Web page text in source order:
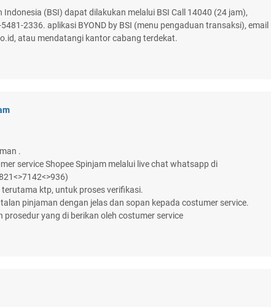
Indonesia (BSI) dapat dilakukan melalui BSI Call 14040 (24 jam),
2336. aplikasi BYOND by BSI (menu pengaduan transaksi), email
atau mendatangi kantor cabang terdekat.
.
service Shopee Spinjam melalui live chat whatsapp di
ktp, untuk proses verifikasi.
pinjaman dengan jelas dan sopan kepada costumer service.
prosedur yang di berikan oleh costumer service